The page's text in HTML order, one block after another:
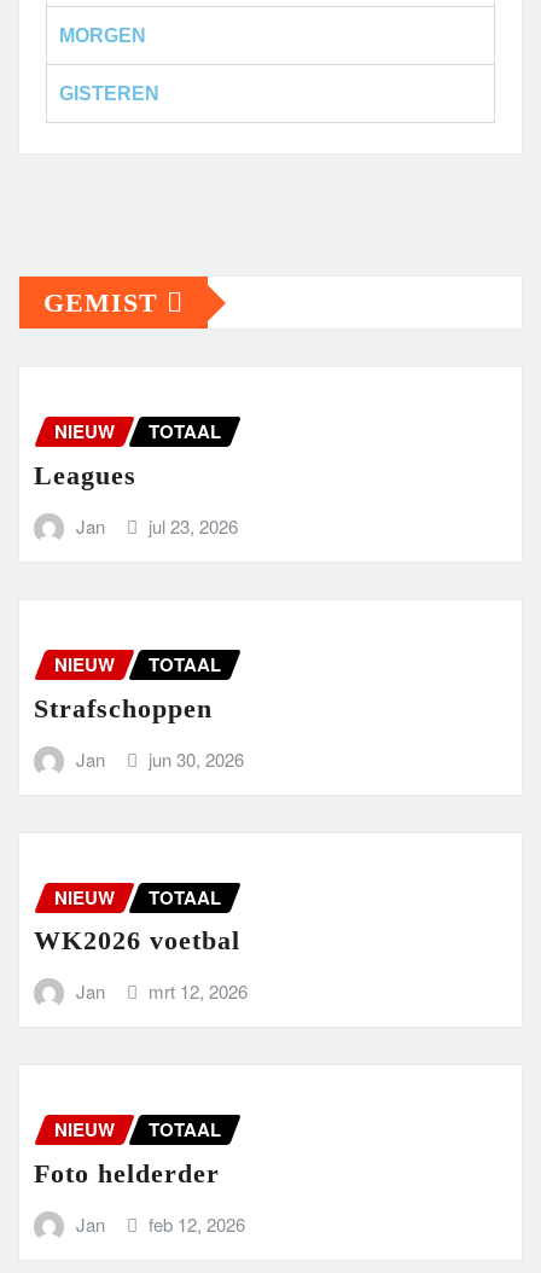
MORGEN
GISTEREN
GEMIST
NIEUW TOTAAL
Leagues
Jan jul 23, 2026
NIEUW TOTAAL
Strafschoppen
Jan jun 30, 2026
NIEUW TOTAAL
WK2026 voetbal
Jan mrt 12, 2026
NIEUW TOTAAL
Foto helderder
Jan feb 12, 2026